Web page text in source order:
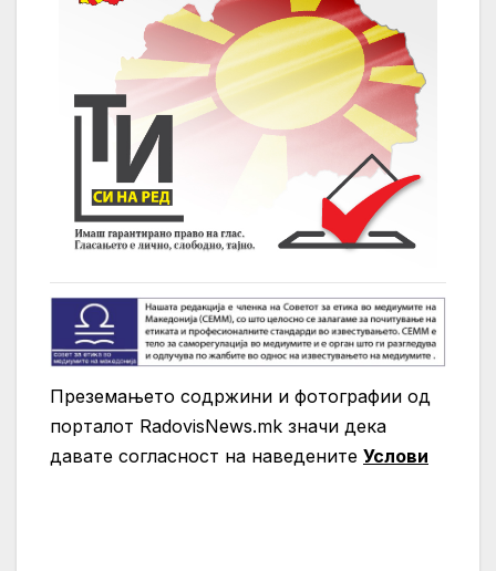
Преземањето содржини и фотографии од
порталот RadovisNews.mk значи дека
давате согласност на нaведените Услови